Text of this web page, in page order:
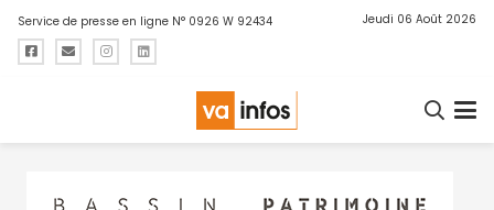
Service de presse en ligne N° 0926 W 92434 Jeudi 06 Août 2026